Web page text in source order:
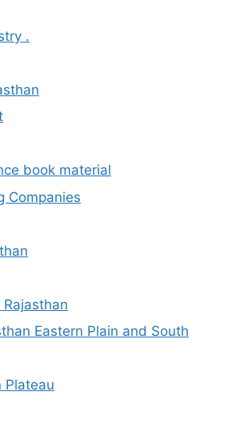
.
book material
Companies
Eastern Plain and South
Plateau